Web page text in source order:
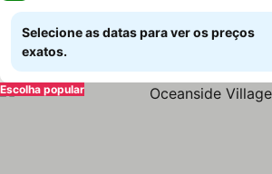
Selecione as datas para ver os preços
exatos.
Escolha popular